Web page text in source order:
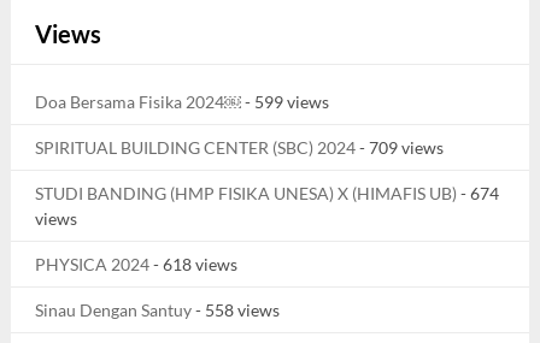
Views
Doa Bersama Fisika 2024￼- 599 views
SPIRITUAL BUILDING CENTER (SBC) 2024- 709 views
STUDI BANDING (HMP FISIKA UNESA) X (HIMAFIS UB) - 674
views
PHYSICA 2024- 618 views
Sinau Dengan Santuy- 558 views